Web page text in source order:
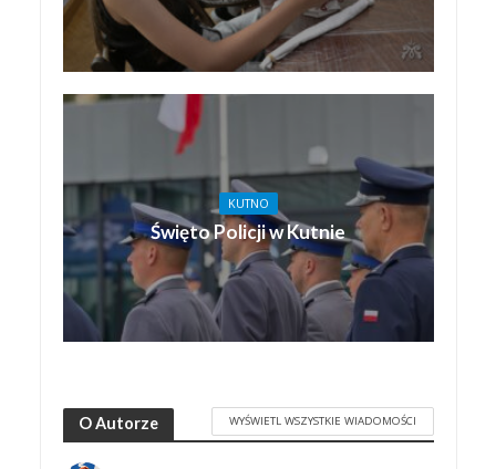
KUTNO
Święto Policji w Kutnie
O Autorze WYŚWIETL WSZYSTKIE WIADOMOŚCI